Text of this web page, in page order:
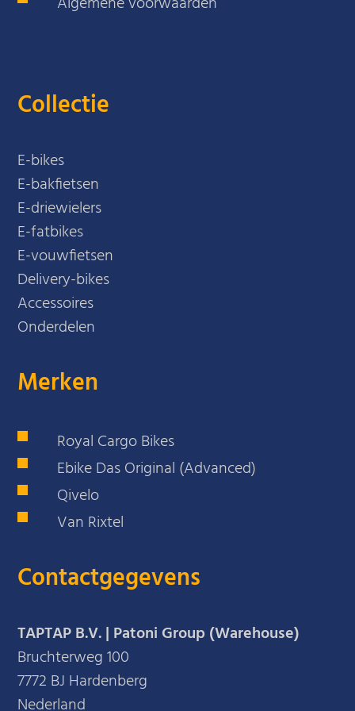
Collectie
E-bikes
E-bakfietsen
E-driewielers
E-fatbikes
E-vouwfietsen
Delivery-bikes
Accessoires
Onderdelen
Merken
Royal Cargo Bikes
Ebike Das Original (Advanced)
Qivelo
Van Rixtel
Contactgegevens
TAPTAP B.V. | Patoni Group (Warehouse)
Bruchterweg 100
7772 BJ Hardenberg
Nederland